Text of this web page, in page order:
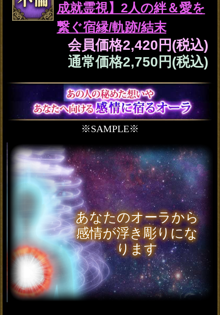
会員価格3,025円(税込)
通常価格 3,520円(税込)
不倫恋から脱却【略奪愛/
成就霊視】2人の絆＆愛を
繋ぐ宿縁/軌跡/結末
通常価格2,750円(税込)
※全角15文字以内、省略可
一部使用できない文字がございます。
年 月